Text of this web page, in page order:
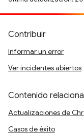
Contribuir
Informar un error
Ver incidentes abiertos
Contenido
Actualizaciones de
Casos de éxito